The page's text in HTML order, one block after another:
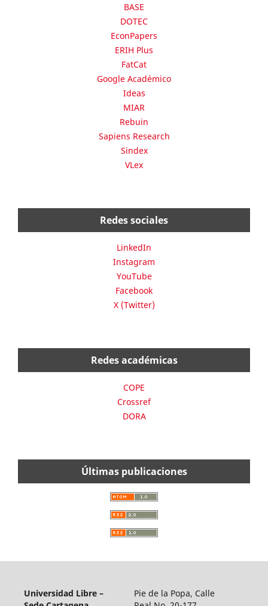
BASE
DOTEC
EconPapers
ERIH Plus
FatCat
Google Académico
Ideas
MIAR
Rebuin
Sapiens Research
Sindex
VLex
Redes sociales
LinkedIn
Instagram
YouTube
Facebook
X (Twitter)
Redes académicas
COPE
Crossref
DORA
Últimas publicaciones
Universidad Libre –
Pie de la Popa, Calle